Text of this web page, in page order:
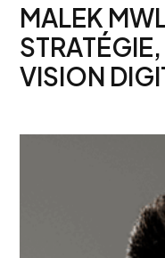
MALEK
VISION